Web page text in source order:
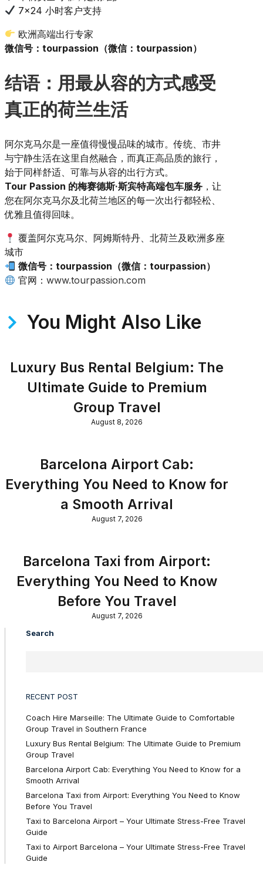
7×24 小时客户支持
欧洲高端出行专家
微信号：tourpassion（微信：tourpassion）
结语：用最从容的方式感受
真正的荷兰生活
阿尔克马尔是一座值得慢慢品味的城市。传统、市井
与宁静生活在这里自然融合，而真正高品质的旅行，
始于同样舒适、可靠与从容的出行方式。
Tour Passion 的梅赛德斯·斯宾特高端包车服务 ，让
您在阿尔克马尔及北荷兰地区的每一次出行都轻松、
优雅且值得回味。
覆盖阿尔克马尔、阿姆斯特丹、北荷兰及欧洲多座
城市
微信号：tourpassion（微信：tourpassion）
官网：www.tourpassion.com
You Might Also Like
Luxury Bus Rental Belgium: The
Ultimate Guide to Premium
Group Travel
August 8, 2026
Barcelona Airport Cab:
Everything You Need to Know for
a Smooth Arrival
August 7, 2026
Barcelona Taxi from Airport:
Everything You Need to Know
Before You Travel
August 7, 2026
Search
RECENT POST
Coach Hire Marseille: The Ultimate Guide to Comfortable
Group Travel in Southern France
Luxury Bus Rental Belgium: The Ultimate Guide to Premium
Group Travel
Barcelona Airport Cab: Everything You Need to Know for a
Smooth Arrival
Barcelona Taxi from Airport: Everything You Need to Know
Before You Travel
Taxi to Barcelona Airport – Your Ultimate Stress-Free Travel
Guide
Taxi to Airport Barcelona – Your Ultimate Stress-Free Travel
Guide